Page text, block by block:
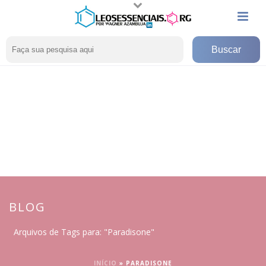
BLOG
Arquivos de Tags para: "Paradisone"
INÍCIO » PARADISONE